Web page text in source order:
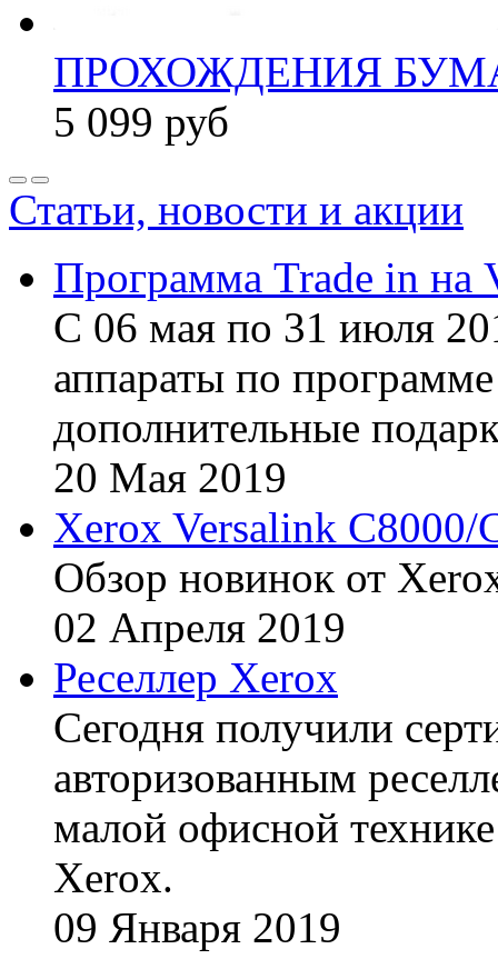
ПРОХОЖДЕНИЯ
5 099 руб
Статьи, новости и акции
Программа Trade in на
С 06 мая по 31 июля
аппараты по
дополнительные
20 Мая 2019
Xerox Versalink C8000/
Обзор новинок от
02 Апреля 2019
Реселлер Xerox
Сегодня получили
авторизованным
малой офисной
Xerox.
09 Января 2019